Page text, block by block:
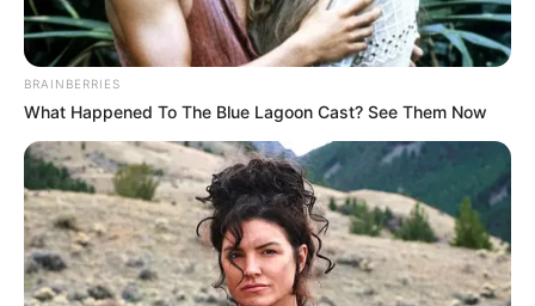
ΣΠΑΜΕ ΤΟ ΜΑΤΡΙΞ – ΤΟ ΒΙΒΛΙΟ
BRAINBERRIES
What Happened To The Blue Lagoon Cast? See Them Now